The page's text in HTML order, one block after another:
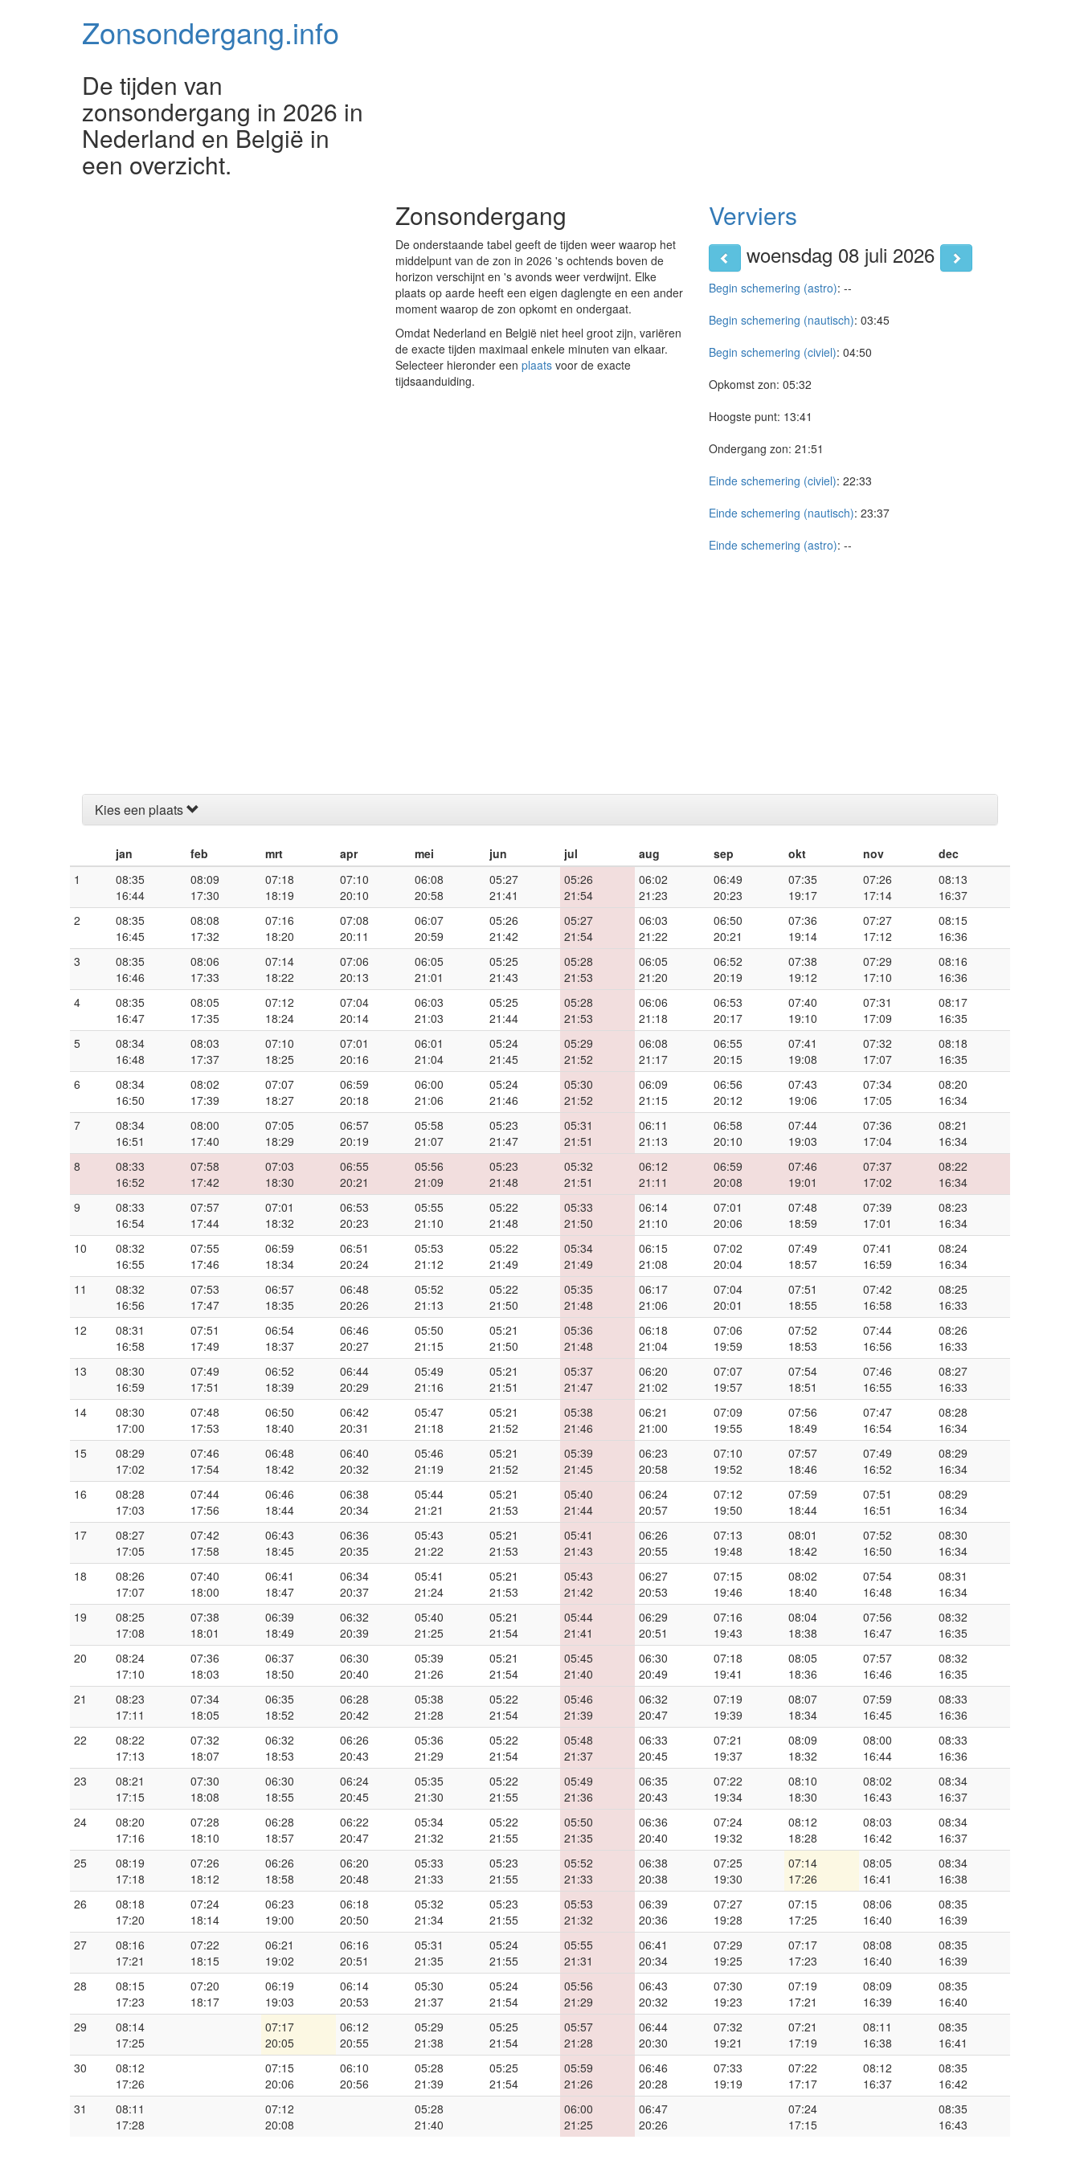
Zonsondergang.info
De tijden van
zonsondergang in 2026 in
Nederland en België in
een overzicht.
Zonsondergang
De onderstaande tabel geeft de tijden weer waarop het
middelpunt van de zon in 2026 's ochtends boven de
horizon verschijnt en 's avonds weer verdwijnt. Elke
plaats op aarde heeft een eigen daglengte en een ander
moment waarop de zon opkomt en ondergaat.
Omdat Nederland en België niet heel groot zijn, variëren
de exacte tijden maximaal enkele minuten van elkaar.
Selecteer hieronder een plaats voor de exacte
tijdsaanduiding.
Verviers
woensdag 08 juli 2026
Begin schemering (astro): --
Begin schemering (nautisch): 03:45
Begin schemering (civiel): 04:50
Opkomst zon: 05:32
Hoogste punt: 13:41
Ondergang zon: 21:51
Einde schemering (civiel): 22:33
Einde schemering (nautisch): 23:37
Einde schemering (astro): --
Kies een plaats
jan feb mrt apr mei jun jul aug sep okt nov
dec
1
08:35
16:44
08:09
17:30
07:18
18:19
07:10
20:10
06:08
20:58
05:27
21:41
05:26
21:54
06:02
21:23
06:49
20:23
07:35
19:17
07:26
17:14
08:13
16:37
2
08:35
16:45
08:08
17:32
07:16
18:20
07:08
20:11
06:07
20:59
05:26
21:42
05:27
21:54
06:03
21:22
06:50
20:21
07:36
19:14
07:27
17:12
08:15
16:36
3
08:35
16:46
08:06
17:33
07:14
18:22
07:06
20:13
06:05
21:01
05:25
21:43
05:28
21:53
06:05
21:20
06:52
20:19
07:38
19:12
07:29
17:10
08:16
16:36
4
08:35
16:47
08:05
17:35
07:12
18:24
07:04
20:14
06:03
21:03
05:25
21:44
05:28
21:53
06:06
21:18
06:53
20:17
07:40
19:10
07:31
17:09
08:17
16:35
5
08:34
16:48
08:03
17:37
07:10
18:25
07:01
20:16
06:01
21:04
05:24
21:45
05:29
21:52
06:08
21:17
06:55
20:15
07:41
19:08
07:32
17:07
08:18
16:35
6
08:34
16:50
08:02
17:39
07:07
18:27
06:59
20:18
06:00
21:06
05:24
21:46
05:30
21:52
06:09
21:15
06:56
20:12
07:43
19:06
07:34
17:05
08:20
16:34
7
08:34
16:51
08:00
17:40
07:05
18:29
06:57
20:19
05:58
21:07
05:23
21:47
05:31
21:51
06:11
21:13
06:58
20:10
07:44
19:03
07:36
17:04
08:21
16:34
8
08:33
16:52
07:58
17:42
07:03
18:30
06:55
20:21
05:56
21:09
05:23
21:48
05:32
21:51
06:12
21:11
06:59
20:08
07:46
19:01
07:37
17:02
08:22
16:34
9
08:33
16:54
07:57
17:44
07:01
18:32
06:53
20:23
05:55
21:10
05:22
21:48
05:33
21:50
06:14
21:10
07:01
20:06
07:48
18:59
07:39
17:01
08:23
16:34
10
08:32
16:55
07:55
17:46
06:59
18:34
06:51
20:24
05:53
21:12
05:22
21:49
05:34
21:49
06:15
21:08
07:02
20:04
07:49
18:57
07:41
16:59
08:24
16:34
11
08:32
16:56
07:53
17:47
06:57
18:35
06:48
20:26
05:52
21:13
05:22
21:50
05:35
21:48
06:17
21:06
07:04
20:01
07:51
18:55
07:42
16:58
08:25
16:33
12
08:31
16:58
07:51
17:49
06:54
18:37
06:46
20:27
05:50
21:15
05:21
21:50
05:36
21:48
06:18
21:04
07:06
19:59
07:52
18:53
07:44
16:56
08:26
16:33
13
08:30
16:59
07:49
17:51
06:52
18:39
06:44
20:29
05:49
21:16
05:21
21:51
05:37
21:47
06:20
21:02
07:07
19:57
07:54
18:51
07:46
16:55
08:27
16:33
14
08:30
17:00
07:48
17:53
06:50
18:40
06:42
20:31
05:47
21:18
05:21
21:52
05:38
21:46
06:21
21:00
07:09
19:55
07:56
18:49
07:47
16:54
08:28
16:34
15
08:29
17:02
07:46
17:54
06:48
18:42
06:40
20:32
05:46
21:19
05:21
21:52
05:39
21:45
06:23
20:58
07:10
19:52
07:57
18:46
07:49
16:52
08:29
16:34
16
08:28
17:03
07:44
17:56
06:46
18:44
06:38
20:34
05:44
21:21
05:21
21:53
05:40
21:44
06:24
20:57
07:12
19:50
07:59
18:44
07:51
16:51
08:29
16:34
17
08:27
17:05
07:42
17:58
06:43
18:45
06:36
20:35
05:43
21:22
05:21
21:53
05:41
21:43
06:26
20:55
07:13
19:48
08:01
18:42
07:52
16:50
08:30
16:34
18
08:26
17:07
07:40
18:00
06:41
18:47
06:34
20:37
05:41
21:24
05:21
21:53
05:43
21:42
06:27
20:53
07:15
19:46
08:02
18:40
07:54
16:48
08:31
16:34
19
08:25
17:08
07:38
18:01
06:39
18:49
06:32
20:39
05:40
21:25
05:21
21:54
05:44
21:41
06:29
20:51
07:16
19:43
08:04
18:38
07:56
16:47
08:32
16:35
20
08:24
17:10
07:36
18:03
06:37
18:50
06:30
20:40
05:39
21:26
05:21
21:54
05:45
21:40
06:30
20:49
07:18
19:41
08:05
18:36
07:57
16:46
08:32
16:35
21
08:23
17:11
07:34
18:05
06:35
18:52
06:28
20:42
05:38
21:28
05:22
21:54
05:46
21:39
06:32
20:47
07:19
19:39
08:07
18:34
07:59
16:45
08:33
16:36
22
08:22
17:13
07:32
18:07
06:32
18:53
06:26
20:43
05:36
21:29
05:22
21:54
05:48
21:37
06:33
20:45
07:21
19:37
08:09
18:32
08:00
16:44
08:33
16:36
23
08:21
17:15
07:30
18:08
06:30
18:55
06:24
20:45
05:35
21:30
05:22
21:55
05:49
21:36
06:35
20:43
07:22
19:34
08:10
18:30
08:02
16:43
08:34
16:37
24
08:20
17:16
07:28
18:10
06:28
18:57
06:22
20:47
05:34
21:32
05:22
21:55
05:50
21:35
06:36
20:40
07:24
19:32
08:12
18:28
08:03
16:42
08:34
16:37
25
08:19
17:18
07:26
18:12
06:26
18:58
06:20
20:48
05:33
21:33
05:23
21:55
05:52
21:33
06:38
20:38
07:25
19:30
07:14
17:26
08:05
16:41
08:34
16:38
26
08:18
17:20
07:24
18:14
06:23
19:00
06:18
20:50
05:32
21:34
05:23
21:55
05:53
21:32
06:39
20:36
07:27
19:28
07:15
17:25
08:06
16:40
08:35
16:39
27
08:16
17:21
07:22
18:15
06:21
19:02
06:16
20:51
05:31
21:35
05:24
21:55
05:55
21:31
06:41
20:34
07:29
19:25
07:17
17:23
08:08
16:40
08:35
16:39
28
08:15
17:23
07:20
18:17
06:19
19:03
06:14
20:53
05:30
21:37
05:24
21:54
05:56
21:29
06:43
20:32
07:30
19:23
07:19
17:21
08:09
16:39
08:35
16:40
29
08:14
17:25
07:17
20:05
06:12
20:55
05:29
21:38
05:25
21:54
05:57
21:28
06:44
20:30
07:32
19:21
07:21
17:19
08:11
16:38
08:35
16:41
30
08:12
17:26
07:15
20:06
06:10
20:56
05:28
21:39
05:25
21:54
05:59
21:26
06:46
20:28
07:33
19:19
07:22
17:17
08:12
16:37
08:35
16:42
31
08:11
17:28
07:12
20:08
05:28
21:40
06:00
21:25
06:47
20:26
07:24
17:15
08:35
16:43